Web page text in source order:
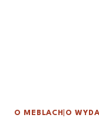
O MEBLACH O